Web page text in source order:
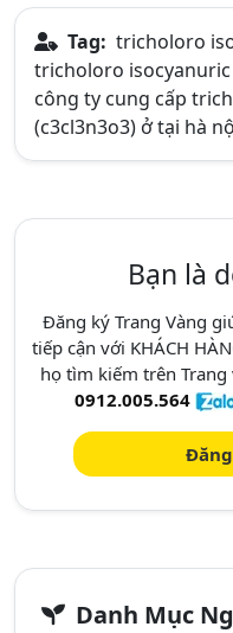
Tag: tricholoro
tricholoro isocyanuric
công ty cung cấp
(c3cl3n3o3) ở tại hà
Bạn là
Đăng ký Trang Vàng
tiếp cận với KHÁCH
họ tìm kiếm trên Trang
0912.005.564
Danh Mục